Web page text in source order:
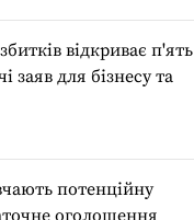
відкриває п'ять
заяв для бізнесу та
потенційну
оголошення